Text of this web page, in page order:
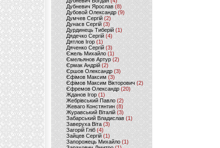
Дубневич Ярослав (8)
Дубовой Олександр(9)
Думчев Сергій (2)
Дунаєв Сергій(3)
Дурдинець Тиберій (1)
Дядечко Сергій (4)
Дятлов Ігор (1)
Дяченко Сергій (3)
Єжель Михайло (1)
Ємельянов Артур (2)
Єрмак Андрій (2)
Єршов Олександр (3)
Єфімов Максим (3)
Єфімов Максим Вікторович (2)
Єфремов Олександр (20)
Жданов Ігор (1)
Жебрівський Павло (2)
Жеваго Констянтин (8)
Журавський Віталій (3)
Забарський Владислав (1)
Заверуха Віта (3)
Загорій Гліб (4)
Зайцев Сергій(1)
Запорожець Михайло (1)